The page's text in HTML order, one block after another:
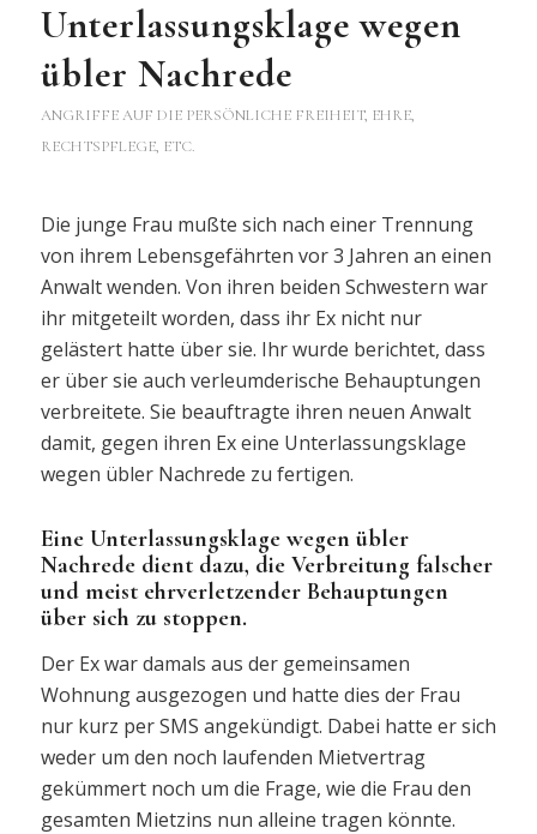
Unterlassungsklage wegen
übler Nachrede
ANGRIFFE AUF DIE PERSÖNLICHE FREIHEIT, EHRE,
RECHTSPFLEGE, ETC.
Die junge Frau mußte sich nach einer Trennung
von ihrem Lebensgefährten vor 3 Jahren an einen
Anwalt wenden. Von ihren beiden Schwestern war
ihr mitgeteilt worden, dass ihr Ex nicht nur
gelästert hatte über sie. Ihr wurde berichtet, dass
er über sie auch verleumderische Behauptungen
verbreitete. Sie beauftragte ihren neuen Anwalt
damit, gegen ihren Ex eine Unterlassungsklage
wegen übler Nachrede zu fertigen.
Eine Unterlassungsklage wegen übler
Nachrede dient dazu, die Verbreitung falscher
und meist ehrverletzender Behauptungen
über sich zu stoppen.
Der Ex war damals aus der gemeinsamen
Wohnung ausgezogen und hatte dies der Frau
nur kurz per SMS angekündigt. Dabei hatte er sich
weder um den noch laufenden Mietvertrag
gekümmert noch um die Frage, wie die Frau den
gesamten Mietzins nun alleine tragen könnte.